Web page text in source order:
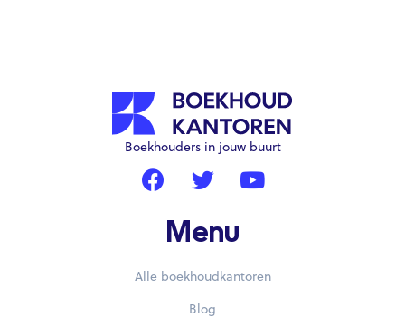
Boekhouders in jouw buurt
Menu
Alle boekhoudkantoren
Blog